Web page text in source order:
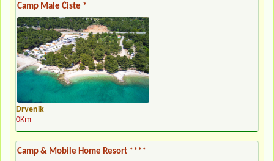
Camp Male Čiste *
Drvenik
0Km
Camp & Mobile Home Resort ****